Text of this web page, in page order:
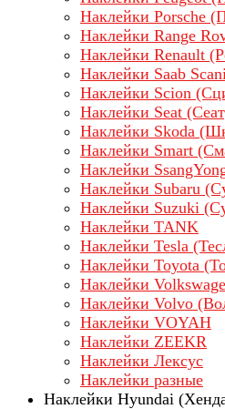
Наклейки Porsche
Наклейки Range
Наклейки Renault
Наклейки Saab
Наклейки Scion
Наклейки Seat
Наклейки Skoda
Наклейки Smart
Наклейки
Наклейки Subaru
Наклейки Suzuki
Наклейки TANK
Наклейки Tesla
Наклейки Toyota
Наклейки
Наклейки Volvo
Наклейки VOYAH
Наклейки ZEEKR
Наклейки Лексус
Наклейки разные
Наклейки Hyundai